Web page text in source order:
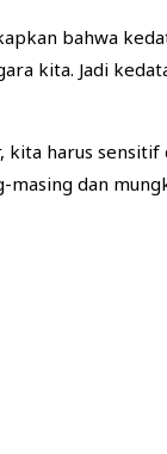
bahwa
kita. Jadi
harus
dan